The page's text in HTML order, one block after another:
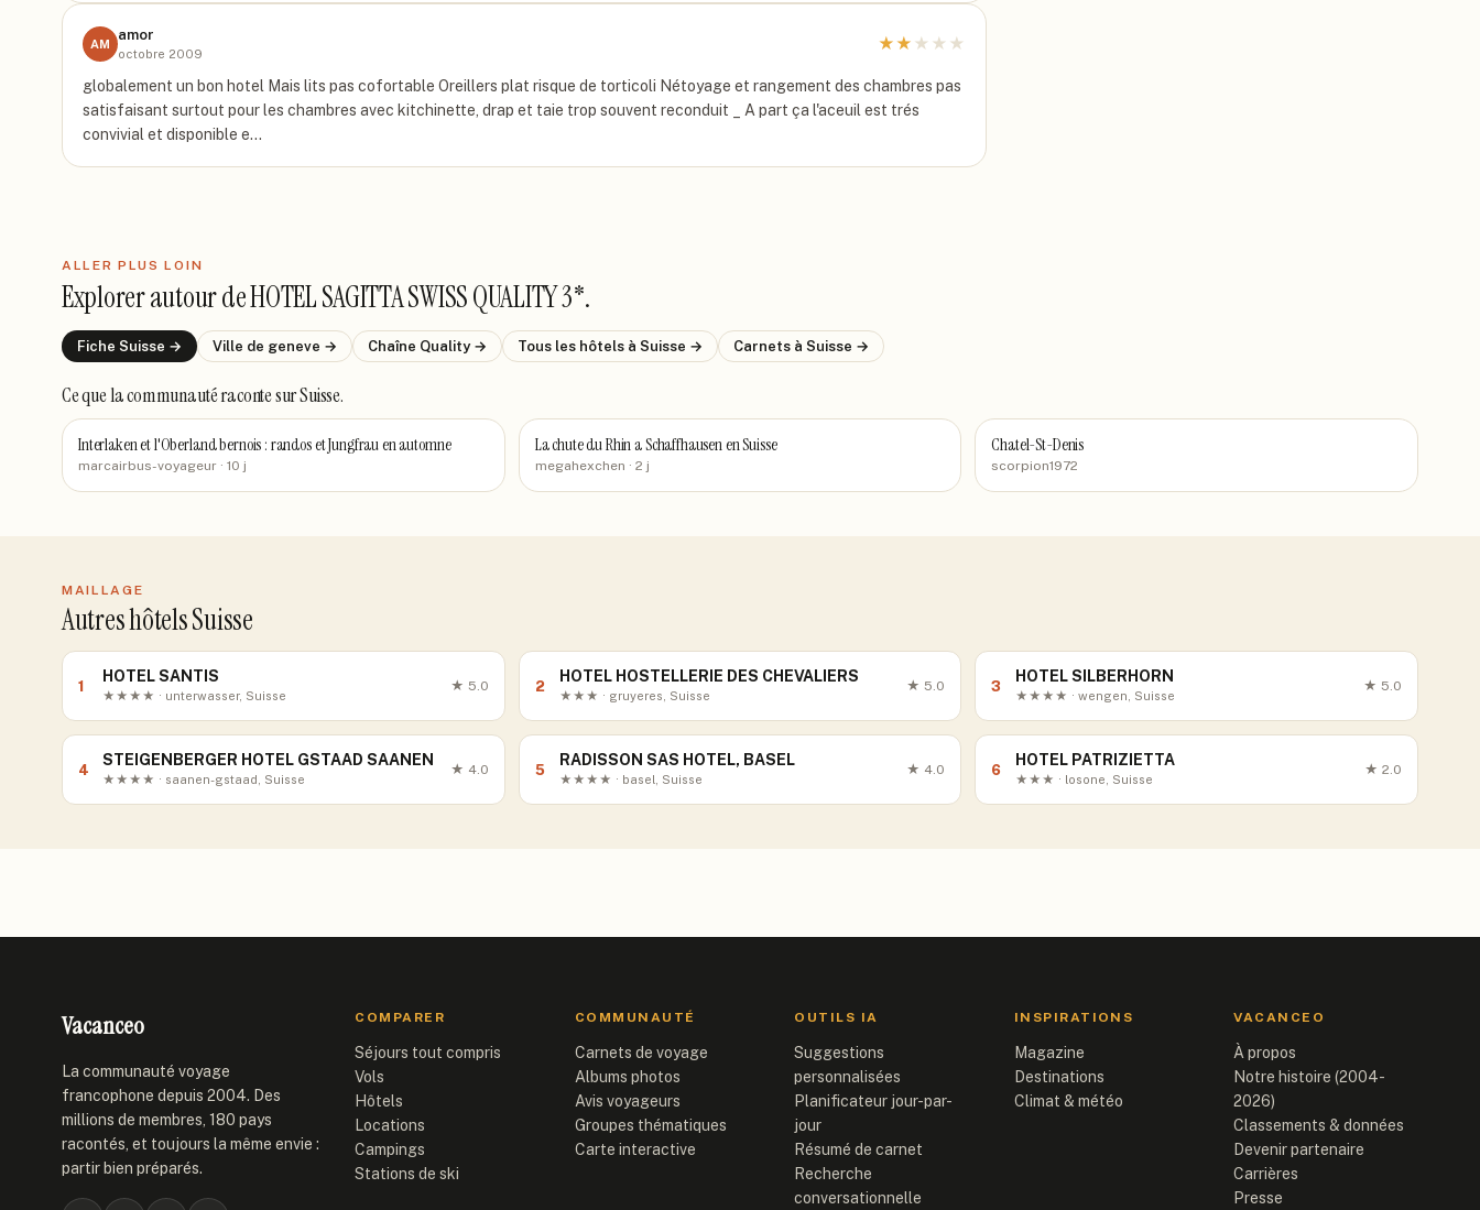
AM
amor
octobre 2009
★★ ★ ★ ★
globalement un bon hotel Mais lits pas cofortable Oreillers plat risque de torticoli Nétoyage et rangement des chambres pas
satisfaisant surtout pour les chambres avec kitchinette, drap et taie trop souvent reconduit _ A part ça l'aceuil est trés
convivial et disponible e…
ALLER PLUS LOIN
Explorer autour deHOTEL SAGITTA SWISS QUALITY 3*.
Fiche Suisse → Ville de geneve → Chaîne Quality→ Tous les hôtels à Suisse → Carnets à Suisse →
Ce que la communauté racontesur Suisse.
Interlaken et l'Oberland bernois : randos et Jungfrau en automne
marcairbus-voyageur · 10 j
La chute du Rhin a Schaffhausen en Suisse
megahexchen · 2 j
Chatel-St-Denis
scorpion1972
MAILLAGE
Autres hôtels Suisse
1
HOTEL SANTIS
★★★★ · unterwasser, Suisse
★ 5.0 2
HOTEL HOSTELLERIE DES CHEVALIERS
★★★ · gruyeres, Suisse
★ 5.0 3
HOTEL SILBERHORN
★★★★ · wengen, Suisse
★ 5.0
4
STEIGENBERGER HOTEL GSTAAD SAANEN
★★★★ · saanen-gstaad, Suisse
★ 4.0 5
RADISSON SAS HOTEL, BASEL
★★★★ · basel, Suisse
★ 4.0 6
HOTEL PATRIZIETTA
★★★ · losone, Suisse
★ 2.0
Vacanceo
La communauté voyage
francophone depuis 2004. Des
millions de membres, 180 pays
racontés, et toujours la même envie :
partir bien préparés.
COMPARER
Séjours tout compris
Vols
Hôtels
Locations
Campings
Stations de ski
COMMUNAUTÉ
Carnets de voyage
Albums photos
Avis voyageurs
Groupes thématiques
Carte interactive
OUTILS IA
Suggestions
personnalisées
Planificateur jour-par-
jour
Résumé de carnet
Recherche
conversationnelle
INSPIRATIONS
Magazine
Destinations
Climat & météo
VACANCEO
À propos
Notre histoire (2004-
2026)
Classements & données
Devenir partenaire
Carrières
Presse